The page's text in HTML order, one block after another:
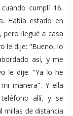
cumplí 16,
Había estado en
pero llegué a casa
le dije: "Bueno, lo
así, y me
le dije: "Ya lo he
manera". Y ella
allí, y se
de distancia